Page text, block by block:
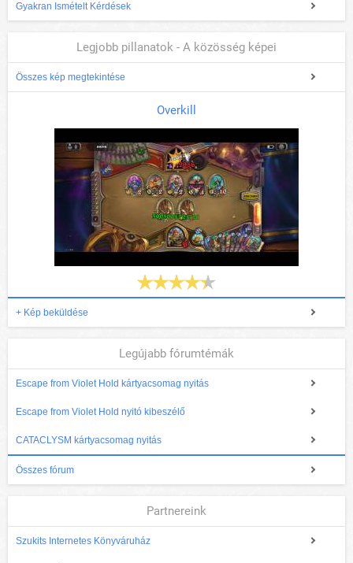
Gyakran Ismételt Kérdések
Legjobb pillanatok - A közösség képei
Összes kép megtekintése
Overkill
+ Kép beküldése
Legújabb fórumtémák
Escape from Violet Hold kártyacsomag nyitás
Escape from Violet Hold nyitó kibeszélő
CATACLYSM kártyacsomag nyitás
Összes fórum
Partnereink
Szukits Internetes Könyváruház